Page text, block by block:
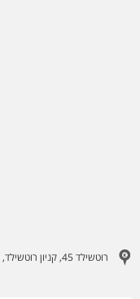
רוטשילד 45, קניון רוטשילד, קומה 3 , ראשון לציון